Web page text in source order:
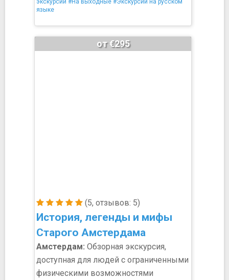
экскурсии #На выходные #Экскурсии на русском
языке
(5, отзывов: 5)
История, легенды и мифы
Старого Амстердама
от €295
Амстердам: Обзорная экскурсия,
доступная для людей с ограниченными
физическими возможностями